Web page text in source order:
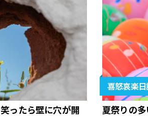
ったら壁に穴が開
喜怒哀楽
夏祭りの